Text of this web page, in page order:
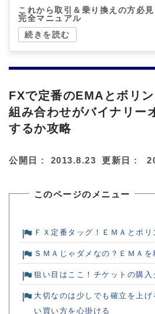
これから取引＆乗り換えの方必
完全マニュアル
続きを読む
FXで定番のEMAとボリ
組み合わせがバイナリー
するか攻略
公開日 : 2013.8.23 更新日 :
このページのメニュー
ＦＸ定番タッグ！ＥＭＡとボ
ＳＭＡじゃダメなの？ＥＭＡを
狙い目はここ！チケットの購
大切なのは少しでも確立を上
い買い方を心掛ける